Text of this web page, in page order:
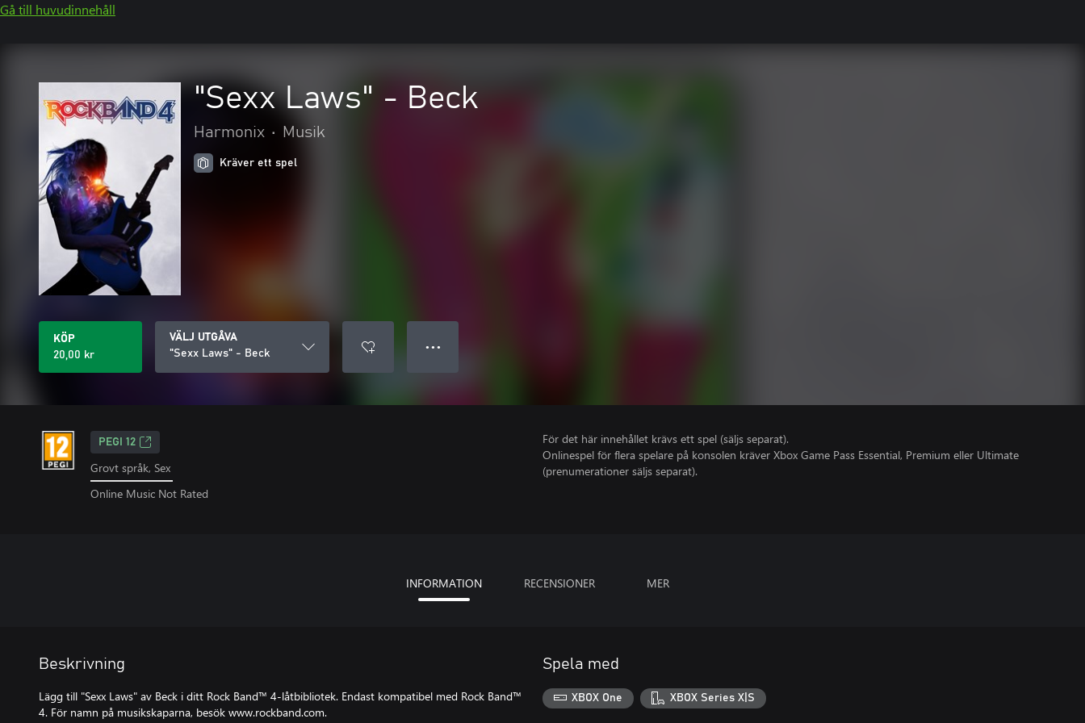
Gå till huvudinnehåll
"Sexx Laws" - Beck
Harmonix • Musik
Kräver ett spel
KÖP
20,00 kr
VÄLJ UTGÅVA
"Sexx Laws" - Beck
● ● ●
PEGI 12
Grovt språk, Sex
Online Music Not Rated
För det här innehållet krävs ett spel (säljs separat).
Onlinespel för flera spelare på konsolen kräver Xbox Game Pass Essential, Premium eller Ultimate
(prenumerationer säljs separat).
INFORMATION RECENSIONER MER
Beskrivning
Lägg till "Sexx Laws" av Beck i ditt Rock Band™ 4-låtbibliotek. Endast kompatibel med Rock Band™
4. För namn på musikskaparna, besök www.rockband.com.
Spela med
XBOX One XBOX Series X|S